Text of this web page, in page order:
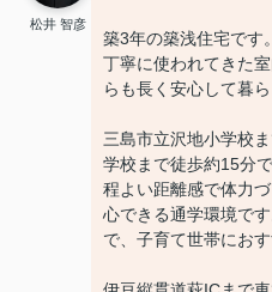
松井 智彦
築3年の築浅住宅です。
丁寧に使われてきた
らも長く安心して暮
三島市立沢地小学校
学校まで徒歩約15分で
程よい距離感で体力
心できる通学環境で
で、子育て世帯におす